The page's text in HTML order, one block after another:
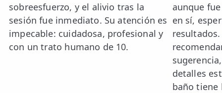
sobreesfuerzo, y el alivio tras la
sesión fue inmediato. Su atención es
impecable: cuidadosa, profesional y
con un trato humano de 10.
aunque
en sí,
detalles
baño tiene